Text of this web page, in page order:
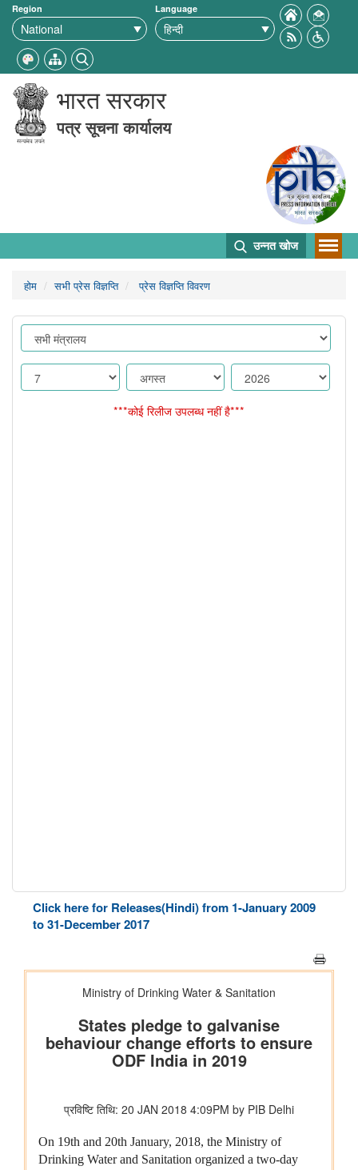
Region Language
भारत सरकार
पत्र सूचना कार्यालय
उन्नत खोज
होम सभी प्रेस विज्ञप्ति प्रेस विज्ञप्ति विवरण
***कोई रिलीज उपलब्ध नहीं है***
Click here for Releases(Hindi) from 1-January 2009
to 31-December 2017